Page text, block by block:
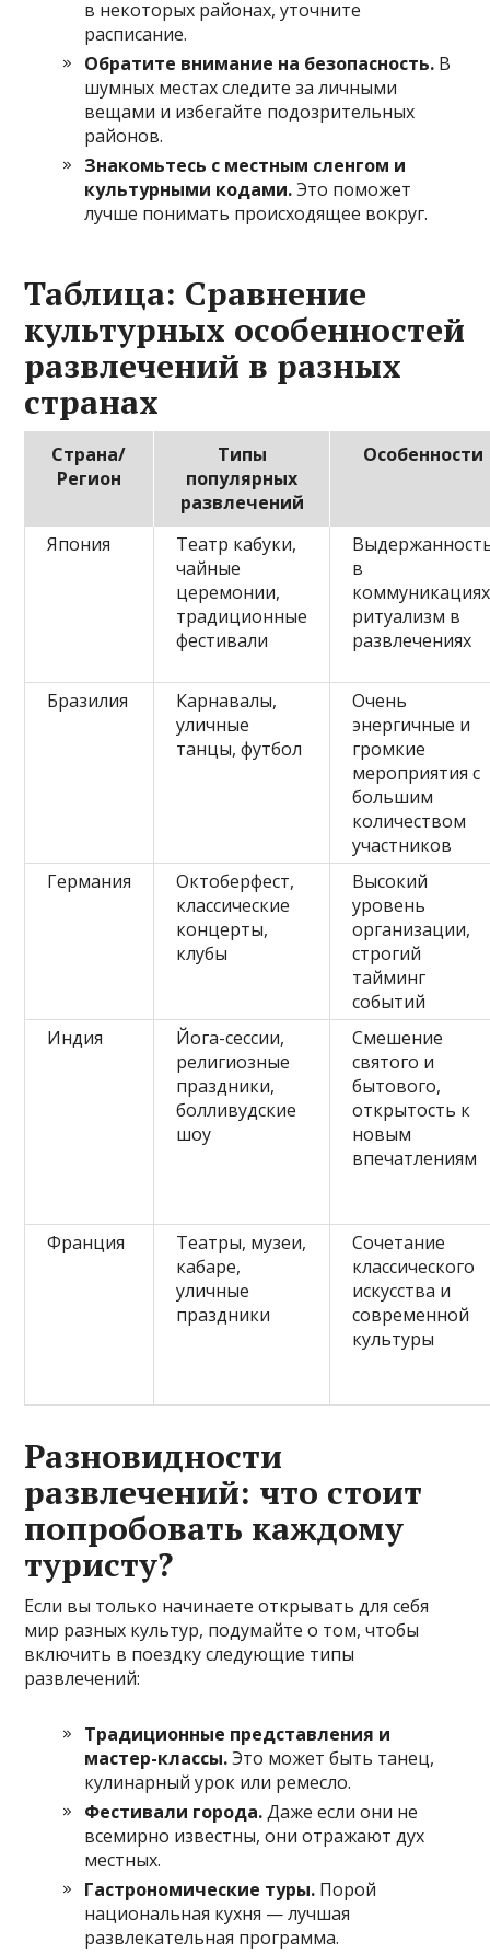
в некоторых районах, уточните
расписание.
Обратите внимание на безопасность. В
шумных местах следите за личными
вещами и избегайте подозрительных
районов.
Знакомьтесь с местным сленгом и
культурными кодами.Это поможет
лучше понимать происходящее вокруг.
Таблица: Сравнение
культурных особенностей
развлечений в разных
странах
Страна/
Регион
Типы
популярных
развлечений
Особенности
Япония
Театр кабуки,
чайные
церемонии,
традиционные
фестивали
в
ритуализм в
развлечениях
Бразилия
Карнавалы,
уличные
танцы, футбол
Очень
энергичные и
громкие
мероприятия с
большим
количеством
участников
Германия
Октоберфест,
классические
концерты,
клубы
Высокий
уровень
организации,
строгий
тайминг
событий
Индия
Йога-сессии,
религиозные
праздники,
болливудские
шоу
Смешение
святого и
бытового,
открытость к
новым
впечатлениям
Франция
Театры, музеи,
кабаре,
уличные
праздники
Сочетание
классического
искусства и
современной
культуры
Разновидности
развлечений: что стоит
попробовать каждому
туристу?
Если вы только начинаете открывать для себя
мир разных культур, подумайте о том, чтобы
включить в поездку следующие типы
развлечений:
Традиционные представления и
мастер-классы.Это может быть танец,
кулинарный урок или ремесло.
Фестивали города.Даже если они не
всемирно известны, они отражают дух
местных.
Гастрономические туры. Порой
национальная кухня — лучшая
развлекательная программа.